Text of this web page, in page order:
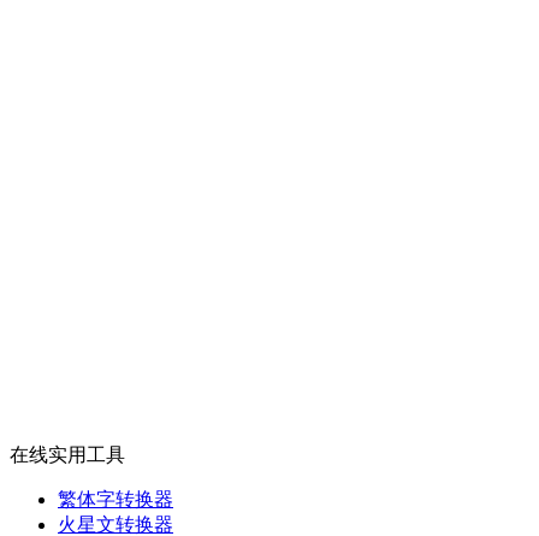
在线实用工具
繁体字转换器
火星文转换器